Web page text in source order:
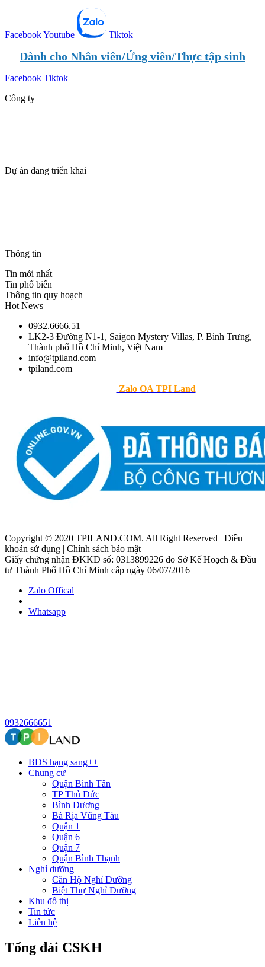
FacebookYoutube Tiktok
Dành cho Nhân viên/Ứng viên/Thực tập sinh
Facebook Tiktok
Công ty
Dự án đang triển khai
Thông tin
Tin mới nhất
Tin phổ biến
Thông tin quy hoạch
Hot News
0932.6666.51
LK2-3 Đường N1-1, Saigon Mystery Villas, P. Bình Trưng,
Thành phố Hồ Chí Minh, Việt Nam
info@tpiland.com
tpiland.com
Zalo OA TPI Land
Copyright © 2020 TPILAND.COM. All Right Reserved | Điều
khoản sử dụng | Chính sách bảo mật
Giấy chứng nhận ĐKKD số: 0313899226 do Sở Kế Hoạch & Đầu
tư Thành Phố Hồ Chí Minh cấp ngày 06/07/2016
Zalo Offical
Whatsapp
0932666651
BĐS hạng sang++
Chung cư
Quận Bình Tân
TP Thủ Đức
Bình Dương
Bà Rịa Vũng Tàu
Quận 1
Quận 6
Quận 7
Quận Bình Thạnh
Nghỉ dưỡng
Căn Hộ Nghỉ Dưỡng
Biệt Thự Nghỉ Dưỡng
Khu đô thị
Tin tức
Liên hệ
Tổng đài CSKH